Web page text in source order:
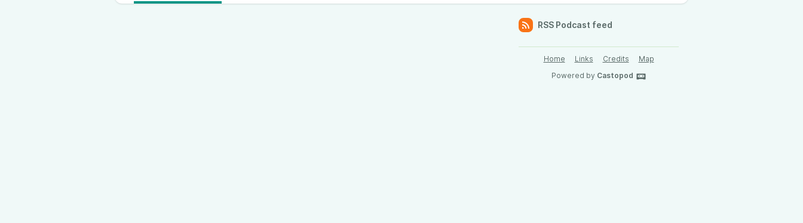
Klingt wild? Ist es auch. Also: Strom anschließen, Hirn abschalten und Podcast
RSS Podcast feed
Home Links Credits
Map
Powered by Castopod